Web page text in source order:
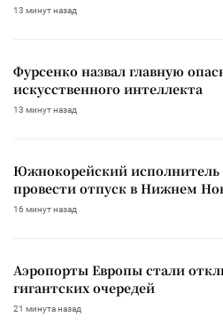
13 минут назад
Фурсенко назвал главную
искусственного интеллекта
13 минут назад
Южнокорейский исполнитель
провести отпуск в Нижнем
16 минут назад
Аэропорты Европы стали
гигантских очередей
21 минута назад